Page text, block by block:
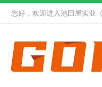
您好，欢迎进入池田屋实业